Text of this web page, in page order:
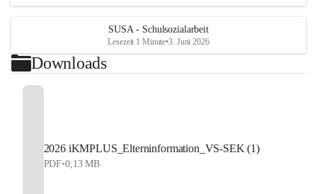
SUSA - Schulsozialarbeit
Lesezeit 1 Minute•3. Juni 2026
Downloads
2026 iKMPLUS_Elterninformation_VS-SEK (1)
PDF•0,13 MB